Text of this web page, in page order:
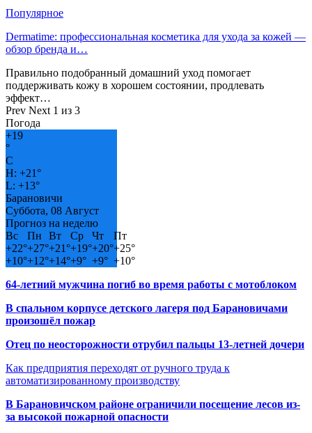
Популярное
Dermatime: профессиональная косметика для ухода за кожей —
обзор бренда и…
Правильно подобранный домашний уход помогает
поддерживать кожу в хорошем состоянии, продлевать
эффект…
Prev Next 1 из 3
Погода
+19
°
C
H: +21°
L: +13°
Барановичи
Суббота, 08 Август
Прогноз на неделю
Вс
Пн Вт Ср Чт
Пт
+22°+27°+21°+19°+20°+25°
+10°+12°+14°+9° +9° +10°
64-летний мужчина погиб во время работы с мотоблоком
В спальном корпусе детского лагеря под Барановичами
произошёл пожар
Отец по неосторожности отрубил пальцы 13-летней дочери
Как предприятия переходят от ручного труда к
автоматизированному производству
В Барановичском районе ограничили посещение лесов из-
за высокой пожарной опасности